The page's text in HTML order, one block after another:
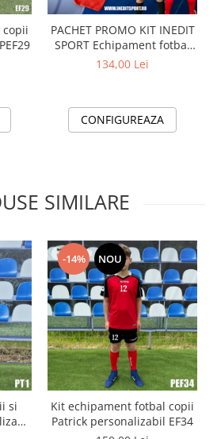
PACHET PROMO KIT INEDIT
SPORT Echipament fotbal
personalizat copii si adulti
134,00 Lei
CONFIGUREAZA
SIMILARE
si
-14% NOU
Kit echipament fotbal copii
Patrick personalizabil EF34